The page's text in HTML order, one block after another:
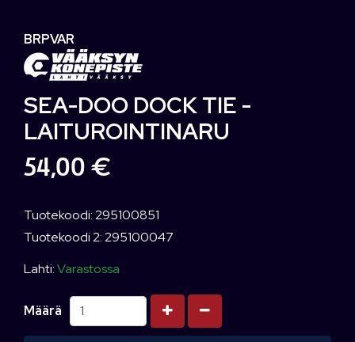
BRPVAR
SEA-DOO DOCK TIE -
LAITUROINTINARU
54,00 €
Tuotekoodi: 295100851
Tuotekoodi 2: 295100047
Lahti:Varastossa
Määrä Kasvata määrää
Vähennä määrää